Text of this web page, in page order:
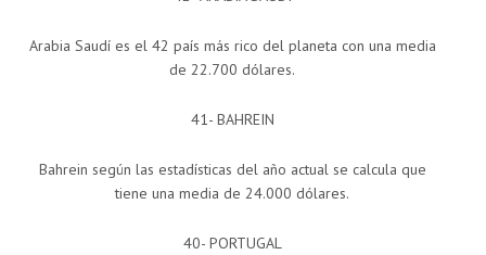
Arabia Saudí es el 42 país más rico del planeta con una media
de 22.700 dólares.
41- BAHREIN
Bahrein según las estadísticas del año actual se calcula que
tiene una media de 24.000 dólares.
40- PORTUGAL